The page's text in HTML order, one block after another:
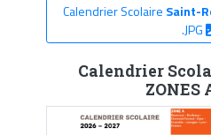
Calendrier Scolaire Saint-
.JPG
Calendrier
ZONES